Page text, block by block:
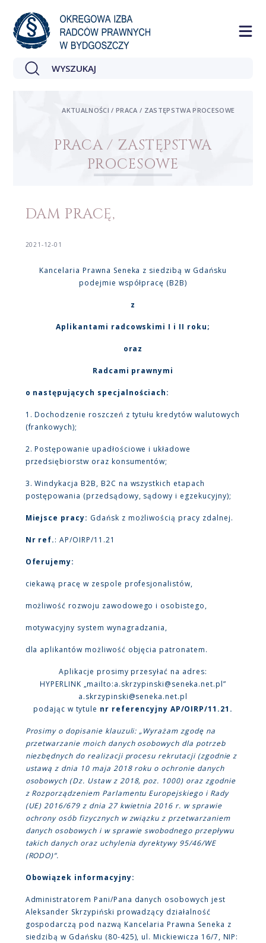
PRACA / ZASTĘPSTWA
PROCESOWE
AKTUALNOŚCI / PRACA / ZASTĘPSTWA PROCESOWE
DAM PRACĘ,
2021-12-01
Kancelaria Prawna Seneka z siedzibą w Gdańsku
podejmie współpracę (B2B)
z
Aplikantami radcowskimi I i II roku;
oraz
Radcami prawnymi
o następujących specjalnościach:
1. Dochodzenie roszczeń z tytułu kredytów walutowych
(frankowych);
2. Postępowanie upadłościowe i układowe
przedsiębiorstw oraz konsumentów;
3. Windykacja B2B, B2C na wszystkich etapach
postępowania (przedsądowy, sądowy i egzekucyjny);
Miejsce pracy: Gdańsk z możliwością pracy zdalnej.
Nr ref.: AP/OIRP/11.21
Oferujemy:
ciekawą pracę w zespole profesjonalistów,
możliwość rozwoju zawodowego i osobistego,
motywacyjny system wynagradzania,
dla aplikantów możliwość objęcia patronatem.
Aplikacje prosimy przesyłać na adres:
HYPERLINK „mailto:a.skrzypinski@seneka.net.pl”
a.skrzypinski@seneka.net.pl
podając w tytule nr referencyjny AP/OIRP/11.21.
Prosimy o dopisanie klauzuli: „Wyrażam zgodę na
przetwarzanie moich danych osobowych dla potrzeb
niezbędnych do realizacji procesu rekrutacji (zgodnie z
ustawą z dnia 10 maja 2018 roku o ochronie danych
osobowych (Dz. Ustaw z 2018, poz. 1000) oraz zgodnie
z Rozporządzeniem Parlamentu Europejskiego i Rady
(UE) 2016/679 z dnia 27 kwietnia 2016 r. w sprawie
ochrony osób fizycznych w związku z przetwarzaniem
danych osobowych i w sprawie swobodnego przepływu
takich danych oraz uchylenia dyrektywy 95/46/WE
(RODO)”.
Obowiązek informacyjny:
Administratorem Pani/Pana danych osobowych jest
Aleksander Skrzypiński prowadzący działalność
gospodarczą pod nazwą Kancelaria Prawna Seneka z
siedzibą w Gdańsku (80-425), ul. Mickiewicza 16/7, NIP: